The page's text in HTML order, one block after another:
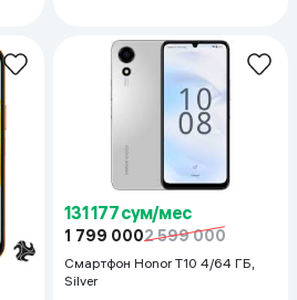
131 177 сум/мес
1 799 0002 599 000
Смартфон Honor T10 4/64 ГБ,
Silver